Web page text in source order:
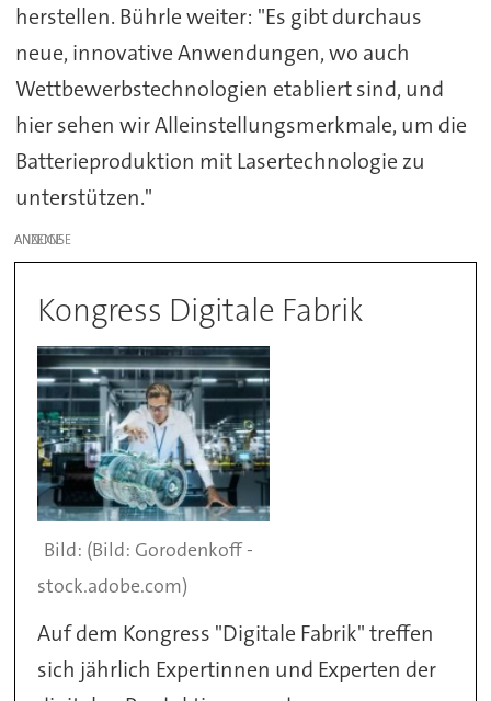
herstellen. Bührle weiter: "Es gibt durchaus
neue, innovative Anwendungen, wo auch
Wettbewerbstechnologien etabliert sind, und
hier sehen wir Alleinstellungsmerkmale, um die
Batterieproduktion mit Lasertechnologie zu
unterstützen."
ANZEIGE
Kongress Digitale Fabrik
(Bild: Gorodenkoff -
stock.adobe.com)
Auf dem Kongress "Digitale Fabrik" treffen
sich jährlich Expertinnen und Experten der